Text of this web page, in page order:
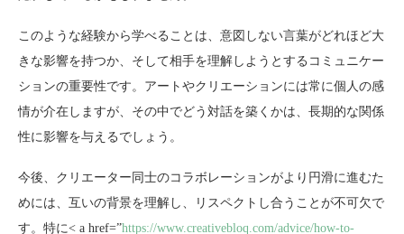
このような経験から学べることは、意図しない言葉がどれほど大
きな影響を持つか、そして相手を理解しようとするコミュニケー
ションの重要性です。アートやクリエーションには常に個人の感
情が介在しますが、その中でどう対話を築くかは、長期的な関係
性に影響を与えるでしょう。
今後、クリエーター同士のコラボレーションがより円滑に進むた
めには、互いの背景を理解し、リスペクトし合うことが不可欠で
す。特に< a href=”https://www.creativebloq.com/advice/how-to-